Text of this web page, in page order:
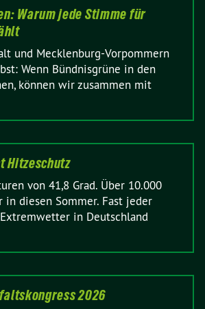
Warum jede Stimme für
und Mecklenburg-Vorpommern
Wenn Bündnisgrüne in den
können wir zusammen mit
Hitzeschutz
von 41,8 Grad. Über 10.000
diesen Sommer. Fast jeder
in Deutschland
2026